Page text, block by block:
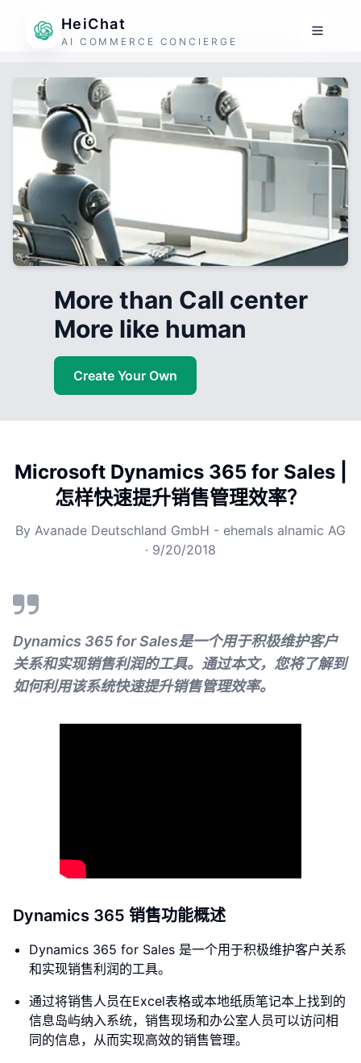
HeiChat
AI COMMERCE CONCIERGE
More than Call center
More like human
Create Your Own
Microsoft Dynamics 365 for Sales |
怎样快速提升销售管理效率？
By Avanade Deutschland GmbH - ehemals alnamic AG
· 9/20/2018
Dynamics 365 for Sales是一个用于积极维护客户
关系和实现销售利润的工具。通过本文，您将了解到
如何利用该系统快速提升销售管理效率。
Dynamics 365 销售功能概述
Dynamics 365 for Sales 是一个用于积极维护客户关系
和实现销售利润的工具。
通过将销售人员在Excel表格或本地纸质笔记本上找到的
信息岛屿纳入系统，销售现场和办公室人员可以访问相
同的信息，从而实现高效的销售管理。